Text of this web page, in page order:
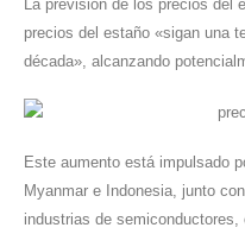
La previsión de los precios del
precios del estaño «sigan una
década», alcanzando
Este aumento está impulsado
Myanmar e Indonesia, junto
industrias de